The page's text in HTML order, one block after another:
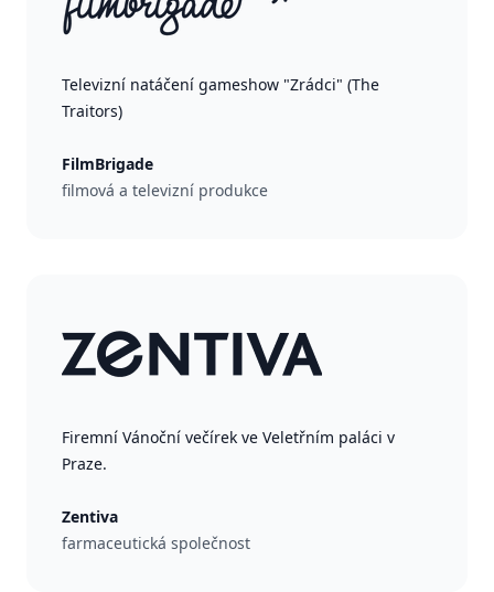
Televizní natáčení gameshow "Zrádci" (The
Traitors)
FilmBrigade
filmová a televizní produkce
Firemní Vánoční večírek ve Veletřním paláci v
Praze.
Zentiva
farmaceutická společnost